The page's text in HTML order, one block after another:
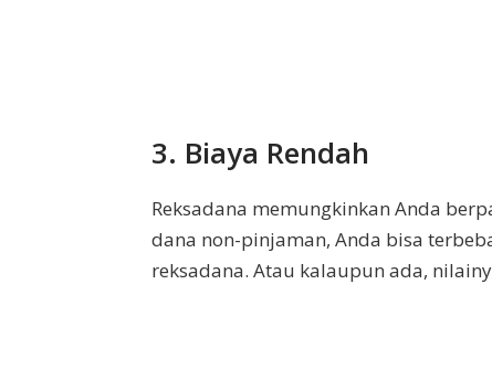
3. Biaya Rendah
Reksadana memungkinkan Anda
dana non-pinjaman, Anda bisa
reksadana. Atau kalaupun ada,